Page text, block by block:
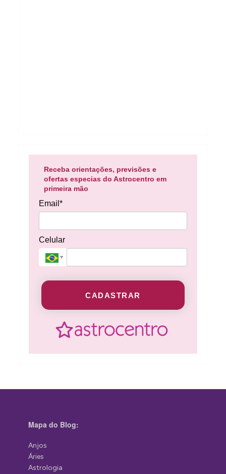
Receba orientações, previsões e
ofertas especias do Astrocentro em
primeira mão
Email*
Celular
CADASTRAR
Mapa do Blog:
Anjos
Áries
Astrologia